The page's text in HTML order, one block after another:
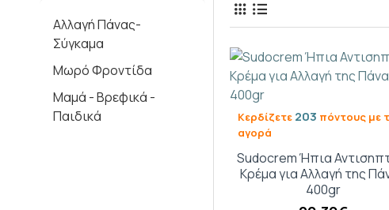
Αλλαγή Πάνας-
Σύγκαμα
Μωρό Φροντίδα
Μαμά - Βρεφικά -
Παιδικά
Κερδίζετε 203 πόντους με
αγορά
Sudocrem Ήπια
Κρέμα για Αλλαγή της
400gr